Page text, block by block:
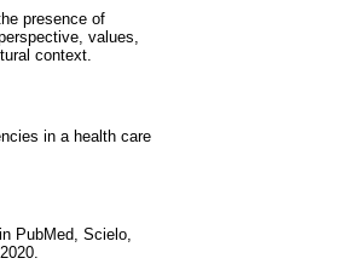
presence of
values,
context.
in a health care
PubMed, Scielo,